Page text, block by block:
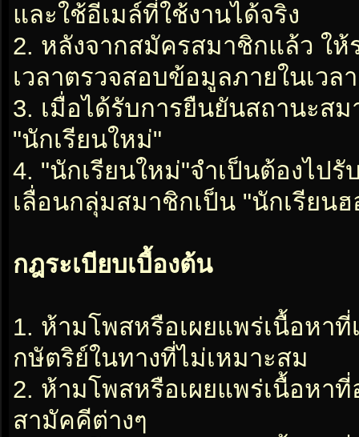
และใช้อีเมล์ที่ใช้งานได้จริง
2. หลังจากสมัครสมาชิกแล้ว ใ
เวลาตรวจสอบข้อมูลภายในเว
3. เมื่อได้รับการยืนยันสถานะส
"นักเรียนใหม่"
4. "นักเรียนใหม่"จำเป็นต้องไป
เลื่อนกลุ่มสมาชิกเป็น "นักเรียน
กฎระเบียบเบื้องต้น
1. ห้ามโพสหรือเผยแพร่เนื้อหา
กษัตริย์ในทางที่ไม่เหมาะสม
2. ห้ามโพสหรือเผยแพร่เนื้อหา
สามัคคีต่างๆ